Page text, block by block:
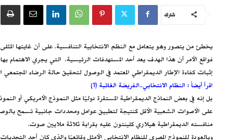
شارك
يخطئ من يتصور وهو يتعامل مع النظم الانتخابية التنافسية، على أن غايتها
فواقع الأمر أن هذا الهدف يعد أحد المستهدفات الرئيسية، التي يجري الاهتمام
إثبات كفاءة الإطار الديمقراطي المعتمد في الوصول لتحقيق حالة الرضاء
اقرأ أيضاً : النظام الانتخابي..الفريضة الغائبة (1)
بل إنه في بعض النماذج الديمقراطية المستقرة دوليًا مثل النموذج الأمريكي أو
على الأصوات الشعبية الأقل كنتيجة لتطبيق عوامل ومحددات جانبية تسمح بالوصول لتلك النتيجة على
منافسته الديمقراطية هيلاري كلينتون عليه بقرابة ثلاثة ملايين صوت.
وبالعودة للنموذج المصري للنظام الانتخابي الأمثل وقائعيًا والذي كان أحد